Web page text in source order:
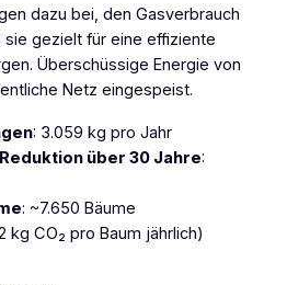
dazu bei, den Gasverbrauch
gezielt für eine effiziente
Überschüssige Energie von
Netz eingespeist.
: 3.059 kg pro Jahr
über 30 Jahre:
: ~7.650 Bäume
kg CO₂ pro Baum jährlich)